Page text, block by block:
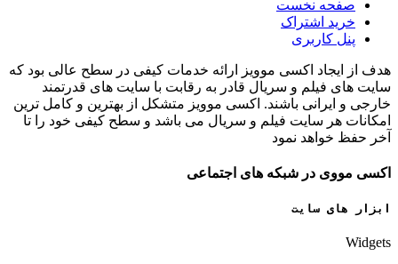
صفحه نخست
خرید اشتراک
پنل کاربری
هدف از ایجاد اکسی موویز ارائه خدمات کیفی در سطح عالی بود که
سایت های فیلم و سریال قادر به رقابت با سایت های قدرتمند
خارجی و ایرانی باشند. اکسی موویز متشکل از بهترین و کامل ترین
امکانات هر سایت فیلم و سریال می باشد و سطح کیفی خود را تا
آخر حفظ خواهد نمود
اکسی مووی در شبکه های اجتماعی
ابزار های سایت
Widgets